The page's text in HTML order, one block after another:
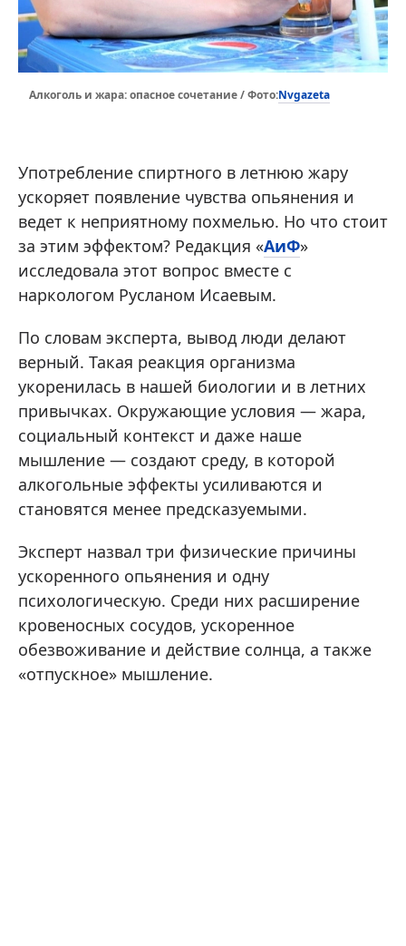
Алкоголь и жара: опасное сочетание / Фото:Nvgazeta
Употребление спиртного в летнюю жару
ускоряет появление чувства опьянения и
ведет к неприятному похмелью. Но что стоит
за этим эффектом? Редакция «АиФ»
исследовала этот вопрос вместе с
наркологом Русланом Исаевым.
По словам эксперта, вывод люди делают
верный. Такая реакция организма
укоренилась в нашей биологии и в летних
привычках. Окружающие условия — жара,
социальный контекст и даже наше
мышление — создают среду, в которой
алкогольные эффекты усиливаются и
становятся менее предсказуемыми.
Эксперт назвал три физические причины
ускоренного опьянения и одну
психологическую. Среди них расширение
кровеносных сосудов, ускоренное
обезвоживание и действие солнца, а также
«отпускное» мышление.